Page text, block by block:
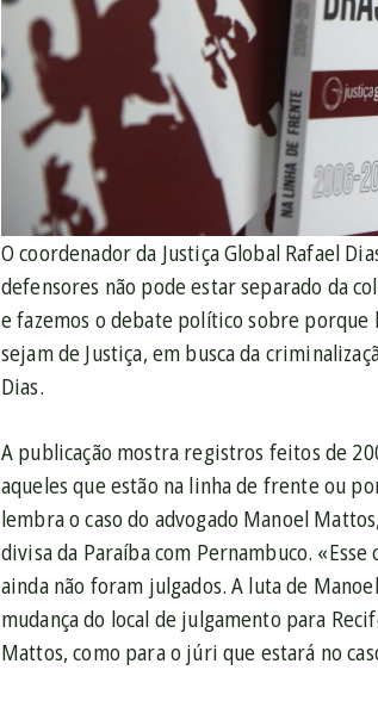
O coordenador da Justiça Global Rafael
defensores não pode estar separado da
e fazemos o debate político sobre porque
sejam de Justiça, em busca da
Dias.
A publicação mostra registros feitos de
aqueles que estão na linha de frente ou
lembra o caso do advogado Manoel
divisa da Paraíba com Pernambuco.
ainda não foram julgados. A luta de
mudança do local de julgamento para
Mattos, como para o júri que estará no